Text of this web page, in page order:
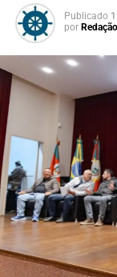
Publicado
por Redação